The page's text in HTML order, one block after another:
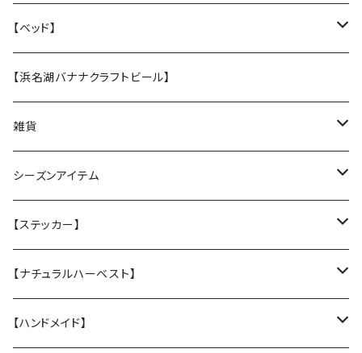
・【張替え】布部分を新品に交換
ホリデークッキー
【ベッド】
★なみなみウレタンのオーソペディックカドラー
丈夫なツイル地カバー
防水カバー
★ふわふわラウンドベッド
丈夫なツイル地カバー
厚手キルティングツイル地カバー
★中身とカバーのセット
★カバー単品
★中身のウレタン
【浜名湖バナナクラフトビール】
雑貨
クリスマスグリーティングカード
Tuffy
サンシェード
ヴィンテージガラスシェード
シーズンアイテム
レインコート
クリスマスプレゼントに
ドッグウエア
【ステッカー】
名入れカッティングシール
ステッカー
【ナチュラルハーベスト】
レジームチキン
【ハンドメイド】